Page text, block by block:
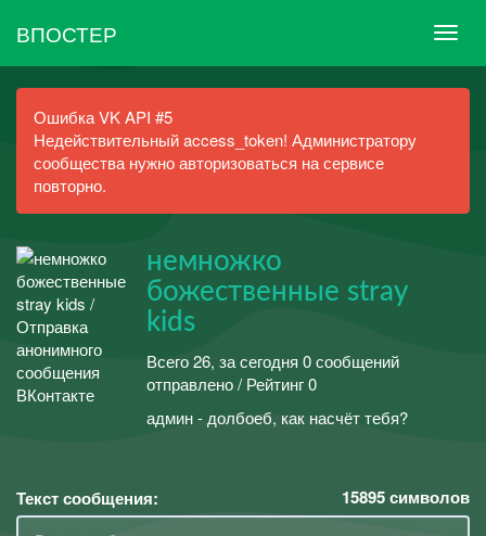
ВПОСТЕР
Ошибка VK API #5
Недействительный access_token! Администратору
сообщества нужно авторизоваться на сервисе
повторно.
немножко
божественные stray
kids
Всего 26, за сегодня 0 сообщений
отправлено / Рейтинг 0
админ - долбоеб, как насчёт тебя?
Текст сообщения: 15895символов